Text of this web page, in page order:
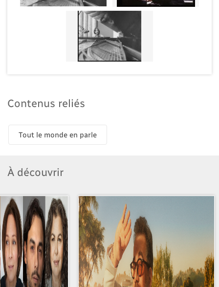
Contenus reliés
Tout le monde en parle
À découvrir